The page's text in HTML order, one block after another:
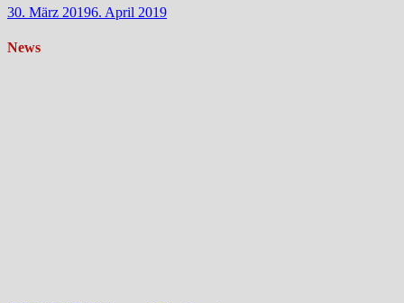
30. März 20196. April 2019
News